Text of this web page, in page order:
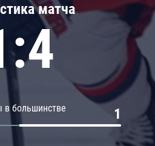
матча
большинстве 1